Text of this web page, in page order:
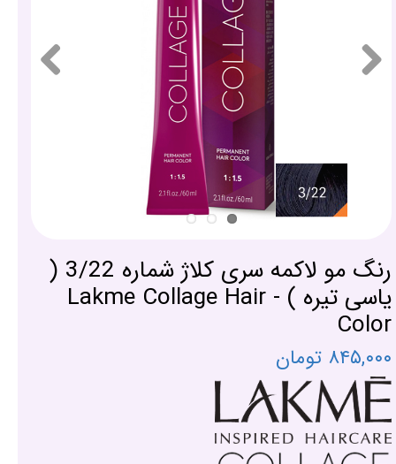
رنگ مو لاکمه سری کلاژ شماره 3/22 (
یاسی تیره ) - Lakme Collage Hair
Color
۸۴۵,۰۰۰ تومان